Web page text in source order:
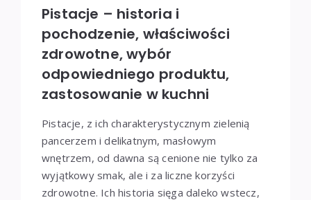
Pistacje – historia i
pochodzenie, właściwości
zdrowotne, wybór
odpowiedniego produktu,
zastosowanie w kuchni
Pistacje, z ich charakterystycznym zielenią
pancerzem i delikatnym, masłowym
wnętrzem, od dawna są cenione nie tylko za
wyjątkowy smak, ale i za liczne korzyści
zdrowotne. Ich historia sięga daleko wstecz,